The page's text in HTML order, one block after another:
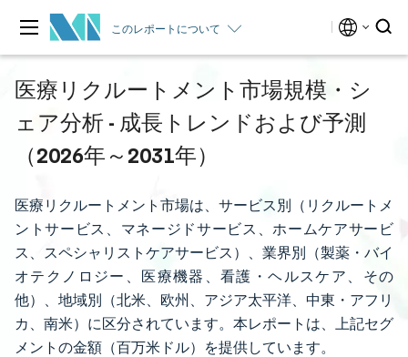
このレポートについて
医療リクルートメント市場規模・シ
ェア分析 - 成長トレンドおよび予測
（2026年～2031年）
医療リクルートメント市場は、サービス別（リクルートメ
ントサービス、マネージドサービス、ホームケアサービ
ス、スペシャリストケアサービス）、業界別（製薬・バイ
オテクノロジー、医療機器、看護・ヘルスケア、その
他）、地域別（北米、欧州、アジア太平洋、中東・アフリ
カ、南米）に区分されています。本レポートは、上記セグ
メントの金額（百万米ドル）を提供しています。